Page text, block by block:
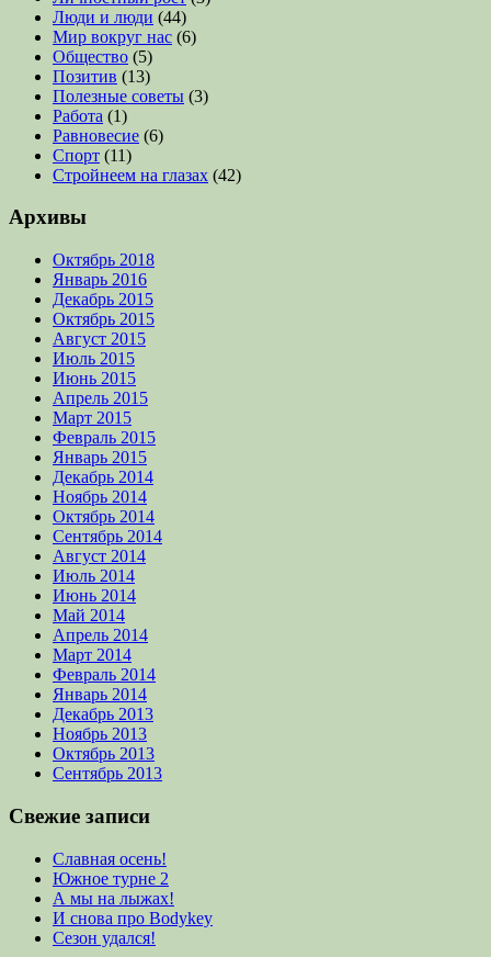
Люди и люди (44)
Мир вокруг нас (6)
Общество (5)
Позитив (13)
Полезные советы (3)
Работа (1)
Равновесие (6)
Спорт (11)
Стройнеем на глазах (42)
Архивы
Октябрь 2018
Январь 2016
Декабрь 2015
Октябрь 2015
Август 2015
Июль 2015
Июнь 2015
Апрель 2015
Март 2015
Февраль 2015
Январь 2015
Декабрь 2014
Ноябрь 2014
Октябрь 2014
Сентябрь 2014
Август 2014
Июль 2014
Июнь 2014
Май 2014
Апрель 2014
Март 2014
Февраль 2014
Январь 2014
Декабрь 2013
Ноябрь 2013
Октябрь 2013
Сентябрь 2013
Свежие записи
Славная осень!
Южное турне 2
А мы на лыжах!
И снова про Bodykey
Сезон удался!